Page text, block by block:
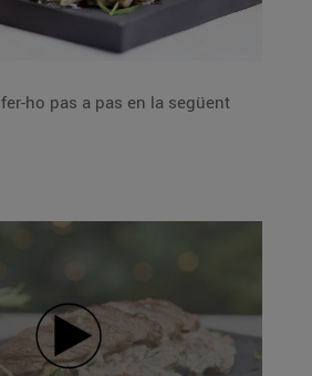
ho pas a pas en la següent